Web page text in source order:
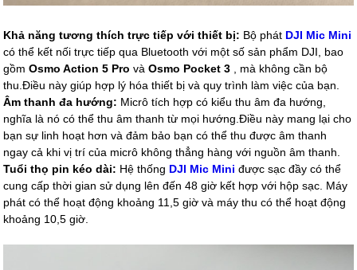
Khả năng tương thích trực tiếp với thiết bị: Bộ phát DJI Mic Mini
có thể kết nối trực tiếp qua Bluetooth với một số sản phẩm DJI, bao
gồmOsmo Action 5 Pro vàOsmo Pocket 3 , mà không cần bộ
thu.Điều này giúp hợp lý hóa thiết bị và quy trình làm việc của bạn.
Âm thanh đa hướng: Micrô tích hợp có kiểu thu âm đa hướng,
nghĩa là nó có thể thu âm thanh từ mọi hướng.Điều này mang lại cho
bạn sự linh hoạt hơn và đảm bảo bạn có thể thu được âm thanh
ngay cả khi vị trí của micrô không thẳng hàng với nguồn âm thanh.
Tuổi thọ pin kéo dài: Hệ thống DJI Mic Mini được sạc đầy có thể
cung cấp thời gian sử dụng lên đến 48 giờ kết hợp với hộp sạc. Máy
phát có thể hoạt động khoảng 11,5 giờ và máy thu có thể hoạt động
khoảng 10,5 giờ.​​​​​​​